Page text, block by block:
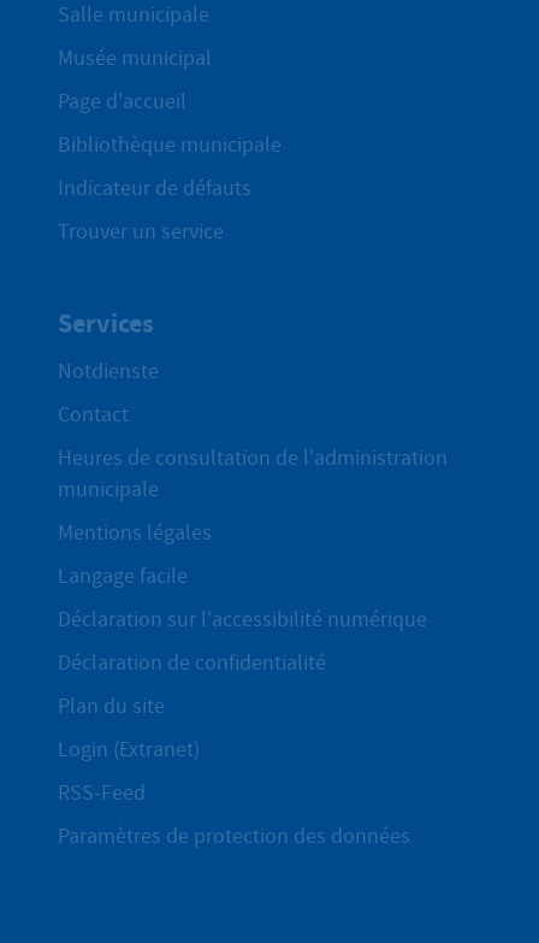
Salle municipale
Musée municipal
Page d'accueil
Bibliothèque municipale
Indicateur de défauts
Trouver un service
Services
Notdienste
Contact
Heures de consultation de l'administration
municipale
Mentions légales
Langage facile
Déclaration sur l'accessibilité numérique
Déclaration de confidentialité
Plan du site
Login (Extranet)
RSS-Feed
Paramètres de protection des données